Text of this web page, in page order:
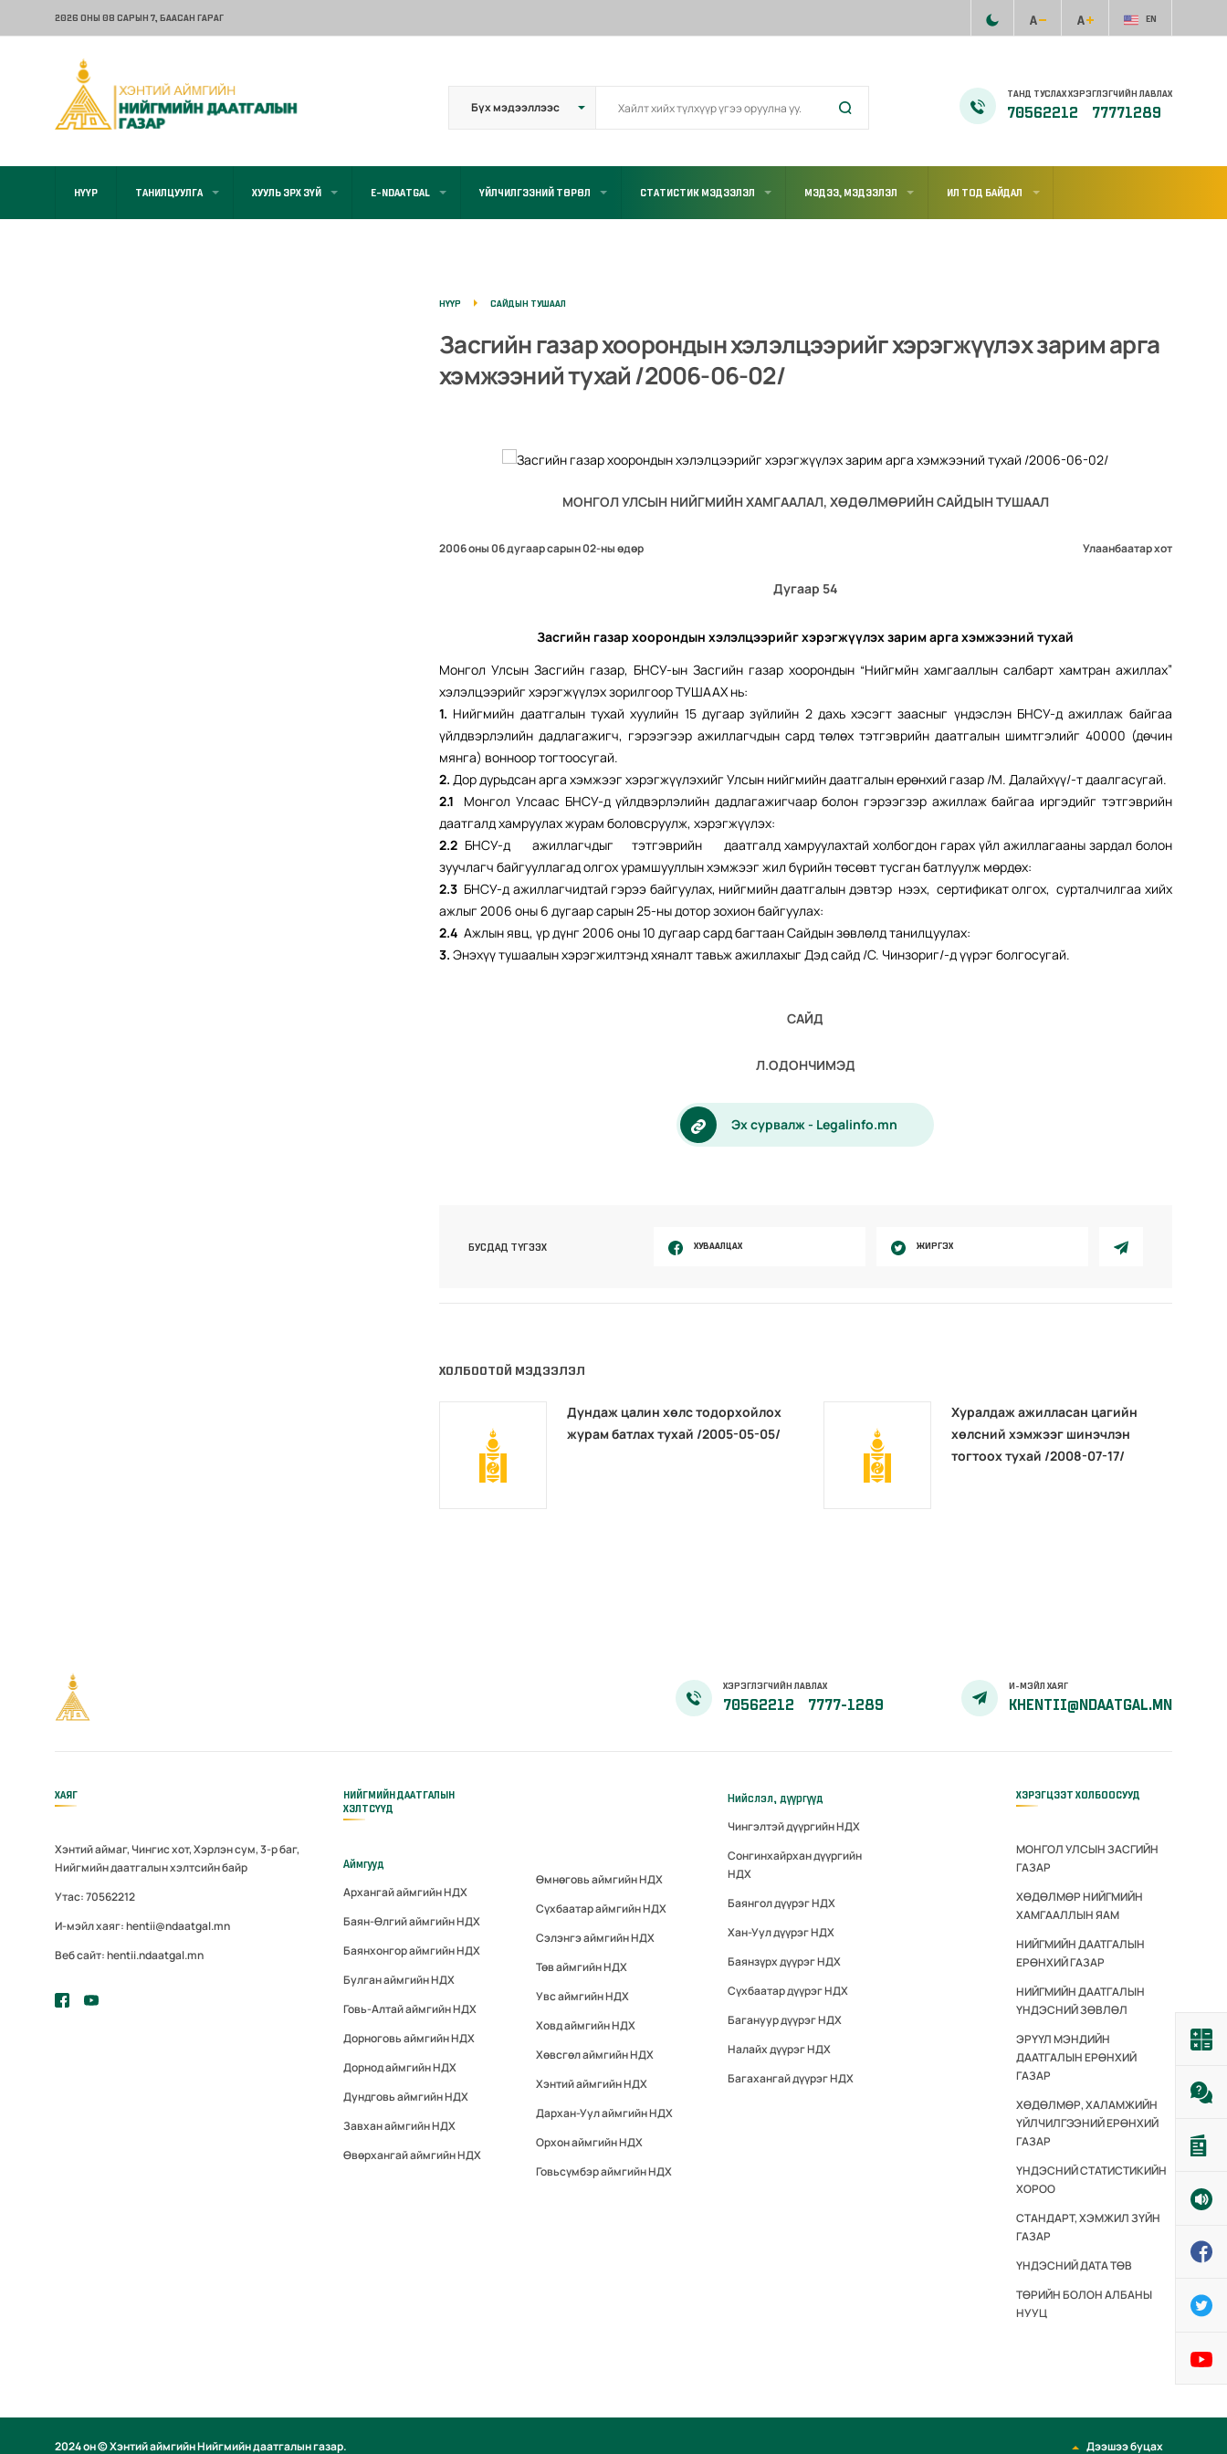
2026 ОНЫ 08 САРЫН 7, БААСАН ГАРАГ EN
ТАНД ТУСЛАХ ХЭРЭГЛЭГЧИЙН ЛАВЛАХ
70562212 77771289
НҮҮР ТАНИЛЦУУЛГА ХУУЛЬ ЭРХ ЗҮЙ E-NDAATGAL ҮЙЛЧИЛГЭЭНИЙ ТӨРӨЛ СТАТИСТИК МЭДЭЭЛЭЛ МЭДЭЭ, МЭДЭЭЛЭЛ ИЛ ТОД БАЙДАЛ
НҮҮР САЙДЫН ТУШААЛ
Засгийн газар хоорондын хэлэлцээрийг хэрэгжүүлэх зарим арга
хэмжээний тухай /2006-06-02/
МОНГОЛ УЛСЫН НИЙГМИЙН ХАМГААЛАЛ, ХӨДӨЛМӨРИЙН САЙДЫН ТУШААЛ
2006 оны 06 дугаар сарын 02-ны өдөр Улаанбаатар хот
Дугаар 54
Засгийн газар хоорондын хэлэлцээрийгхэрэгжүүлэх зарим арга хэмжээний тухай
Монгол Улсын Засгийн газар, БНСУ-ын Засгийн газар хоорондын “Нийгмйн хамгааллын салбарт хамтран ажиллах”
хэлэлцээрийг хэрэгжүүлэх зорилгоор ТУШААХ нь:
1. Нийгмийн даатгалын тухай хуулийн 15 дугаар зүйлийн 2 дахь хэсэгт заасныг үндэслэн БНСУ-д ажиллаж байгаа
үйлдвэрлэлийн дадлагажигч, гэрээгээр ажиллагчдын сард төлөх тэтгэврийн даатгалын шимтгэлийг 40000 (дөчин
мянга) вонноор тогтоосугай.
2.Дор дурьдсан арга хэмжээг хэрэгжүүлэхийг Улсын нийгмийн даатгалын ерөнхий газар /М. Далайхүү/-т даалгасугай.
2.1 Монгол Улсаас БНСУ-д үйлдвэрлэлийн дадлагажигчаар болон гэрээгзэр ажиллаж байгаа иргэдийг тэтгэврийн
даатгалд хамруулах журам боловсруулж, хэрэгжүүлэх:
2.2 БНСУ-д ажиллагчдыг тэтгэврийн даатгалд хамруулахтай холбогдон гарах үйл ажиллагааны зардал болон
зуучлагч байгууллагад олгох урамшууллын хэмжээг жил бүрийн төсөвт тусган батлуулж мөрдөх:
2.3 БНСУ-д ажиллагчидтай гэрээ байгуулах, нийгмийн даатгалын дэвтэр нээх, сертификат олгох, сурталчилгаа хийх
ажлыг 2006 оны 6 дугаар сарын 25-ны дотор зохион байгуулах:
2.4 Ажлын явц, үр дүнг 2006 оны 10 дугаар сард багтаан Сайдын зөвлөлд танилцуулах:
3. Энэхүү тушаалын хэрэгжилтэнд хяналт тавьж ажиллахыг Дэд сайд /С. Чинзориг/-д үүрэг болгосугай.
САЙД
Л.ОДОНЧИМЭД
Эх сурвалж - Legalinfo.mn
БУСДАД ТҮГЭЭХ ХУВААЛЦАХ ЖИРГЭХ
ХОЛБООТОЙ МЭДЭЭЛЭЛ
Дундаж цалин хөлс тодорхойлох
журам батлах тухай /2005-05-05/
Хуралдаж ажилласан цагийн
хөлсний хэмжээг шинэчлэн
тогтоох тухай /2008-07-17/
ХЭРЭГЛЭГЧИЙН ЛАВЛАХ
70562212 7777-1289
И-МЭЙЛ ХАЯГ
KHENTII@NDAATGAL.MN
ХАЯГ
Хэнтий аймаг, Чингис хот, Хэрлэн сум, 3-р баг,
Нийгмийн даатгалын хэлтсийн байр
Утас: 70562212
И-мэйл хаяг: hentii@ndaatgal.mn
Веб сайт: hentii.ndaatgal.mn
НИЙГМИЙН ДААТГАЛЫН
ХЭЛТСҮҮД
Аймгууд
Архангай аймгийн НДХ
Баян-Өлгий аймгийн НДХ
Баянхонгор аймгийн НДХ
Булган аймгийн НДХ
Говь-Алтай аймгийн НДХ
Дорноговь аймгийн НДХ
Дорнод аймгийн НДХ
Дундговь аймгийн НДХ
Завхан аймгийн НДХ
Өвөрхангай аймгийн НДХ
Өмнөговь аймгийн НДХ
Сүхбаатар аймгийн НДХ
Сэлэнгэ аймгийн НДХ
Төв аймгийн НДХ
Увс аймгийн НДХ
Ховд аймгийн НДХ
Хөвсгөл аймгийн НДХ
Хэнтий аймгийн НДХ
Дархан-Уул аймгийн НДХ
Орхон аймгийн НДХ
Говьсүмбэр аймгийн НДХ
Нийслэл, дүүргүүд
Чингэлтэй дүүргийн НДХ
Сонгинхайрхан дүүргийн
НДХ
Баянгол дүүрэг НДХ
Хан-Уул дүүрэг НДХ
Баянзүрх дүүрэг НДХ
Сүхбаатар дүүрэг НДХ
Багануур дүүрэг НДХ
Налайх дүүрэг НДХ
Багахангай дүүрэг НДХ
ХЭРЭГЦЭЭТ ХОЛБООСУУД
МОНГОЛ УЛСЫН ЗАСГИЙН
ГАЗАР
ХӨДӨЛМӨР НИЙГМИЙН
ХАМГААЛЛЫН ЯАМ
НИЙГМИЙН ДААТГАЛЫН
ЕРӨНХИЙ ГАЗАР
НИЙГМИЙН ДААТГАЛЫН
ҮНДЭСНИЙ ЗӨВЛӨЛ
ЭРҮҮЛ МЭНДИЙН
ДААТГАЛЫН ЕРӨНХИЙ
ГАЗАР
ХӨДӨЛМӨР, ХАЛАМЖИЙН
ҮЙЛЧИЛГЭЭНИЙ ЕРӨНХИЙ
ГАЗАР
ҮНДЭСНИЙ СТАТИСТИКИЙН
ХОРОО
СТАНДАРТ, ХЭМЖИЛ ЗҮЙН
ГАЗАР
ҮНДЭСНИЙ ДАТА ТӨВ
ТӨРИЙН БОЛОН АЛБАНЫ
НУУЦ
2024 он © Хэнтий аймгийн Нийгмийн даатгалын газар. Дээшээ буцах